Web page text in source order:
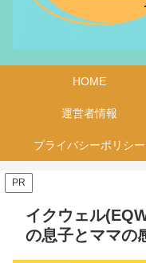
HOME
運営者情報
プライバシーポリシー
PR
イクウェル
の息子とママの